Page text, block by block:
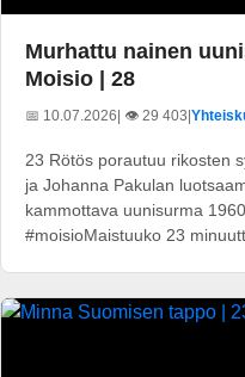
Murhattu nainen
Moisio | 28
📅 10.07.2026| 👁️ 29 403|
23 Rötös porautuu rikosten
ja Johanna Pakulan
kammottava uunisurma
#moisioMaistuuko 23